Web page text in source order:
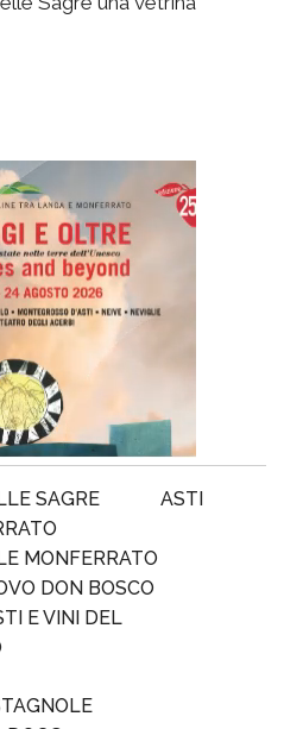
SAGRE
ASTI
MONFERRATO
DON BOSCO
E VINI DEL